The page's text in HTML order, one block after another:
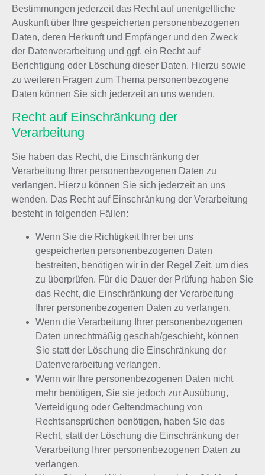
Bestimmungen jederzeit das Recht auf unentgeltliche
Auskunft über Ihre gespeicherten personenbezogenen
Daten, deren Herkunft und Empfänger und den Zweck
der Datenverarbeitung und ggf. ein Recht auf
Berichtigung oder Löschung dieser Daten. Hierzu sowie
zu weiteren Fragen zum Thema personenbezogene
Daten können Sie sich jederzeit an uns wenden.
Recht auf Einschränkung der
Verarbeitung
Sie haben das Recht, die Einschränkung der
Verarbeitung Ihrer personenbezogenen Daten zu
verlangen. Hierzu können Sie sich jederzeit an uns
wenden. Das Recht auf Einschränkung der Verarbeitung
besteht in folgenden Fällen:
Wenn Sie die Richtigkeit Ihrer bei uns
gespeicherten personenbezogenen Daten
bestreiten, benötigen wir in der Regel Zeit, um dies
zu überprüfen. Für die Dauer der Prüfung haben Sie
das Recht, die Einschränkung der Verarbeitung
Ihrer personenbezogenen Daten zu verlangen.
Wenn die Verarbeitung Ihrer personenbezogenen
Daten unrechtmäßig geschah/geschieht, können
Sie statt der Löschung die Einschränkung der
Datenverarbeitung verlangen.
Wenn wir Ihre personenbezogenen Daten nicht
mehr benötigen, Sie sie jedoch zur Ausübung,
Verteidigung oder Geltendmachung von
Rechtsansprüchen benötigen, haben Sie das
Recht, statt der Löschung die Einschränkung der
Verarbeitung Ihrer personenbezogenen Daten zu
verlangen.